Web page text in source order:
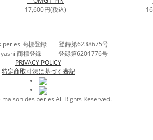
17,600円(税込)
perles 商標登録 登録第6238675号
商標登録 登録第6201776号
PRIVACY POLICY
特定商取引法に基づく表記
des perles All Rights Reserved.